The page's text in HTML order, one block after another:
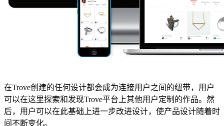
在Trove创建的任何设计都会成为连接用户之间的纽带，用户
可以在这里探索和发现Trove平台上其他用户定制的作品。然
后，用户可以在此基础上进一步改进设计，使产品设计随着时
间不断变化。